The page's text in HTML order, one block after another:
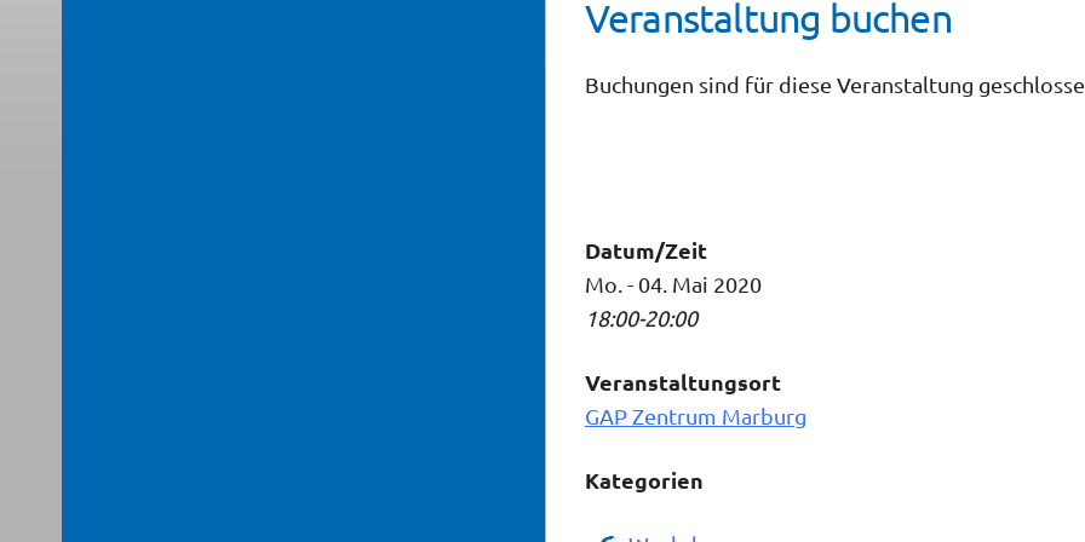
Veranstaltung buchen
Buchungen sind für diese Veranstaltung
Datum/Zeit
Mo. - 04. Mai 2020
18:00-20:00
Veranstaltungsort
GAP Zentrum Marburg
Kategorien